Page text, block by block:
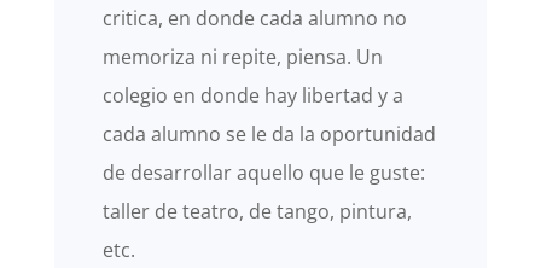
critica, en donde cada alumno no
memoriza ni repite, piensa. Un
colegio en donde hay libertad y a
cada alumno se le da la oportunidad
de desarrollar aquello que le guste:
taller de teatro, de tango, pintura,
etc.